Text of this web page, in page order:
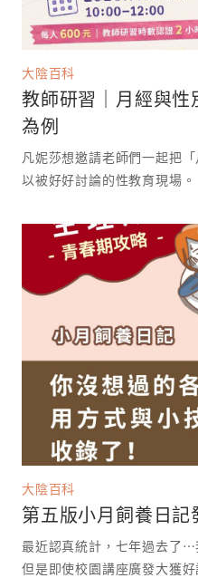
大陰百科
教師研習｜月經與
為例
凡妮莎想邀請老師們一起把
大陰百科
第五版小月飼養日記
最近認真統計，七年過去了⋯
但是即使校園講座廣發大獲